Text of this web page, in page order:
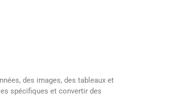
des images, des tableaux et
spécifiques et convertir des